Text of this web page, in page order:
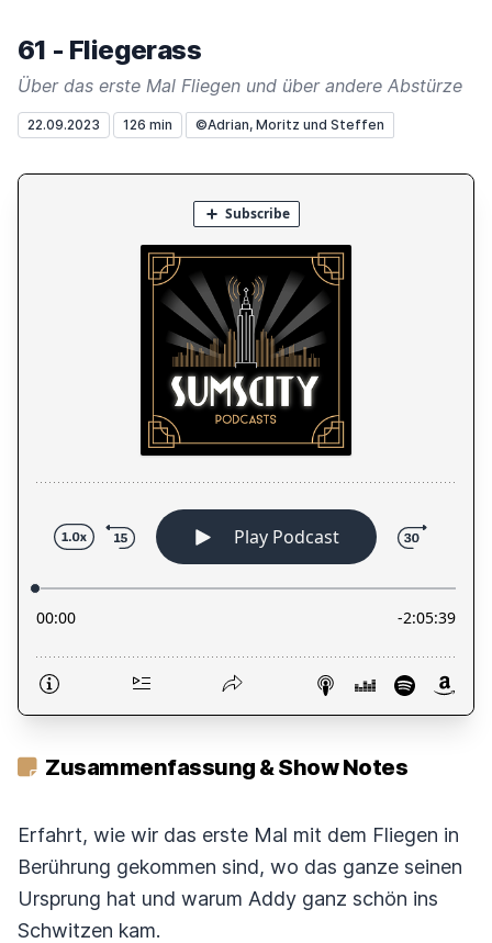
61 - Fliegerass
Über das erste Mal Fliegen und über andere Abstürze
22.09.2023 126 min ©Adrian, Moritz und Steffen
Zusammenfassung & Show Notes
Erfahrt, wie wir das erste Mal mit dem Fliegen in
Berührung gekommen sind, wo das ganze seinen
Ursprung hat und warum Addy ganz schön ins
Schwitzen kam.